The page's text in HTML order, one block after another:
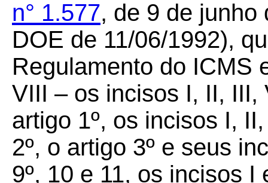
n° 1.577, de 9 de junho
DOE de 11/06/1992),
Regulamento do ICMS
VIII – os incisos I, II,
artigo 1º, os incisos I,
2º, o artigo 3º e seus
9º, 10 e 11, os incisos